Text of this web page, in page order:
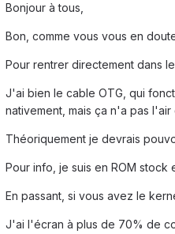
Bonjour à tous,
Bon, comme vous vous en
Pour rentrer directement dans
J'ai bien le cable OTG, qui
nativement, mais ça n'a pas
Théoriquement je devrais
Pour info, je suis en ROM stock
En passant, si vous avez le
J'ai l'écran à plus de 70% de